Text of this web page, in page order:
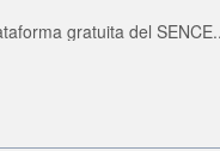
gratuita del